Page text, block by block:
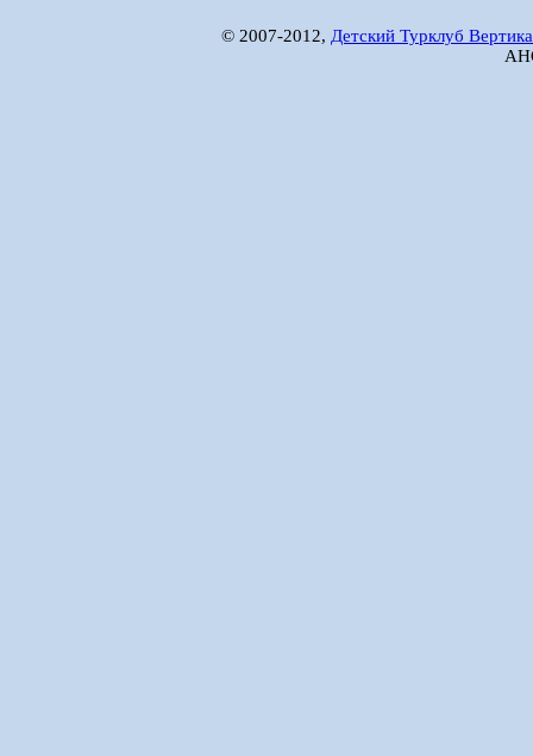
© 2007-2012, Детский Турклуб